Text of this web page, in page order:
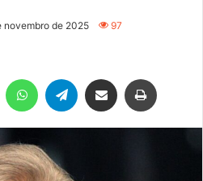
novembro de 2025 97